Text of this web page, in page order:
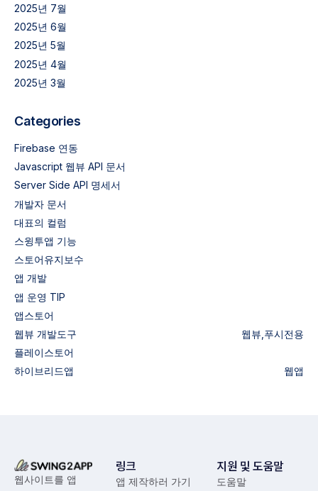
2025년 7월
2025년 6월
2025년 5월
2025년 4월
2025년 3월
Categories
Firebase 연동
Javascript 웹뷰 API 문서
Server Side API 명세서
개발자 문서
대표의 컬럼
스윙투앱 기능
스토어유지보수
앱 개발
앱 운영 TIP
앱스토어
웹뷰
웹뷰,푸시전용
개발도구
플레이스토어
하이브리드앱
웹앱
웹사이트를 앱
링크
앱 제작하러 가기
지원 및 도움말
도움말